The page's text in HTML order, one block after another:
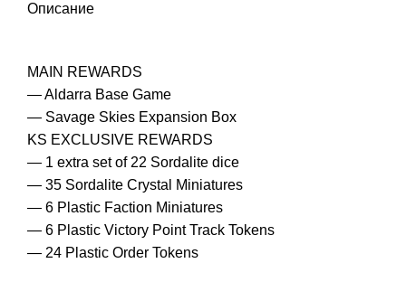
Описание
MAIN REWARDS
— Aldarra Base Game
— Savage Skies Expansion Box
KS EXCLUSIVE REWARDS
— 1 extra set of 22 Sordalite dice
— 35 Sordalite Crystal Miniatures
— 6 Plastic Faction Miniatures
— 6 Plastic Victory Point Track Tokens
— 24 Plastic Order Tokens